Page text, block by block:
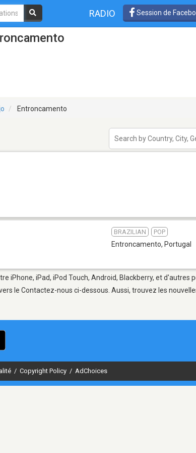
RADIO Session de
Entroncamento
BRAZILIAN POP
Entroncamento, Portugal
iPhone, iPad, iPod Touch, Android, Blackberry, et d'autres
le Contactez-nous ci-dessous. Aussi, trouvez les
/ Copyright Policy / AdChoices